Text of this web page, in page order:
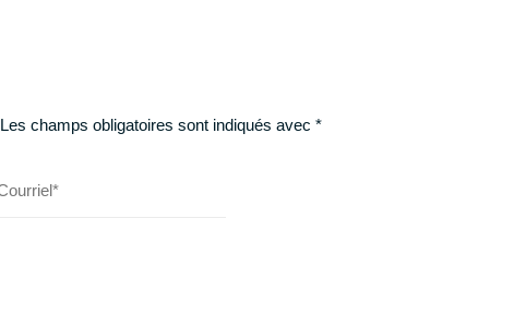
Les champs obligatoires sont indiqués avec *